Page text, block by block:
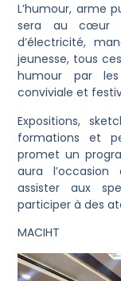
L’humour, arme
sera au cœur
d’électricité,
jeunesse, tous
humour par
conviviale et
Expositions,
formations et
promet un
aura
assister aux
participer à des
MACIHT